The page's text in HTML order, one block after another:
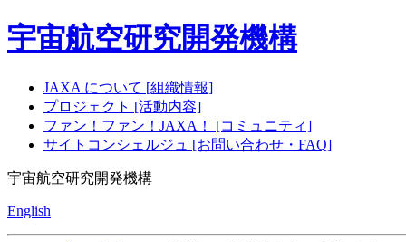
宇宙航空研究開発機構
JAXA について [組織情報]
プロジェクト [活動内容]
ファン！ファン！JAXA！ [コミュニティ]
サイトコンシェルジュ [お問い合わせ・FAQ]
宇宙航空研究開発機構
English